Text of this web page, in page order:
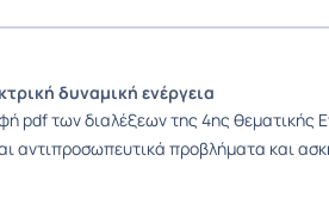
δυναμική ενέργεια
pdf των διαλέξεων της 4ης θεματικής
αντιπροσωπευτικά προβλήματα και